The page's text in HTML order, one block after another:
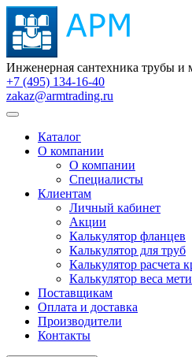
Инженерная сантехника трубы и
+7 (495) 134-16-40
zakaz@armtrading.ru
Каталог
О компании
О компании
Специалисты
Клиентам
Личный кабинет
Акции
Калькулятор фланцев
Калькулятор для труб
Калькулятор расчета
Калькулятор веса
Поставщикам
Оплата и доставка
Производители
Контакты